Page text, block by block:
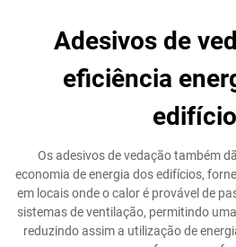
Adesivos de
eficiência
Os adesivos de vedação também
economia de energia dos edifícios,
em locais onde o calor é provável de
sistemas de ventilação, permitindo
reduzindo assim a utilização de